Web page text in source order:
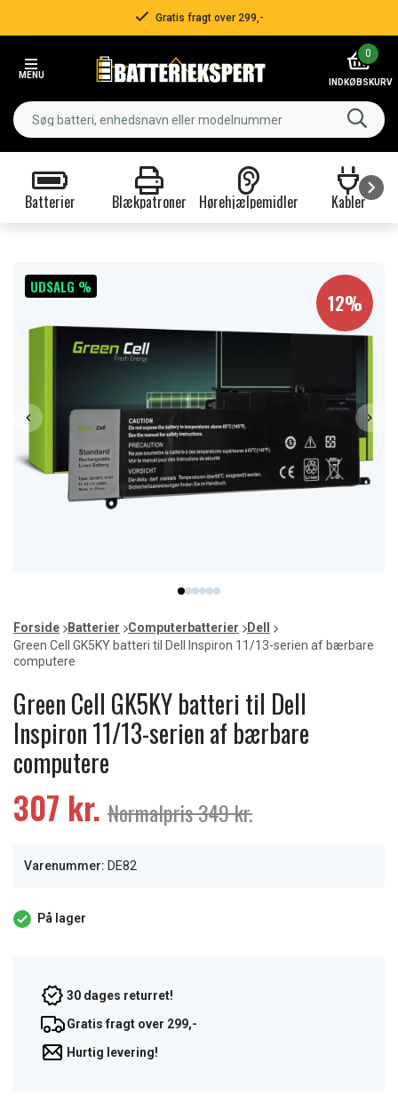
Gratis fragt over 299,-
MENU
0
INDKØBSKURV
Batterier Blækpatroner Hørehjælpemidler Kabler
item
0
item
1
item
2
item
3
item
4
item
5
of
6
12%
UDSALG %
Forside Batterier Computerbatterier
Dell
Green Cell GK5KY batteri til Dell Inspiron 11/13-serien af bærbare
computere
Green Cell GK5KY batteri til Dell
Inspiron 11/13-serien af bærbare
computere
307 kr. Normalpris 349 kr.
Varenummer: DE82
På lager
30 dages returret!
Gratis fragt over 299,-
Hurtig levering!